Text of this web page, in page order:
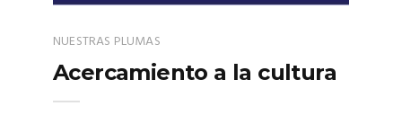
NUESTRAS PLUMAS
Acercamiento a la cultura